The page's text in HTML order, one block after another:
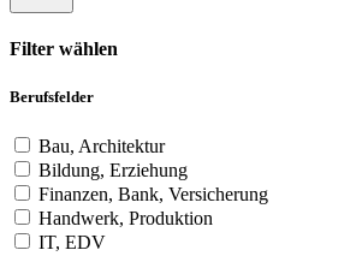
Filter wählen
Berufsfelder
Bau, Architektur
Bildung, Erziehung
Finanzen, Bank, Versicherung
Handwerk, Produktion
IT, EDV